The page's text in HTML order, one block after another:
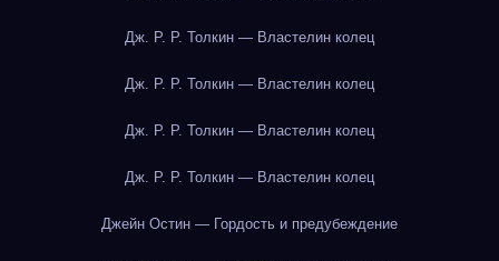
Дж. Р. Р. Толкин — Властелин колец
Дж. Р. Р. Толкин — Властелин колец
Дж. Р. Р. Толкин — Властелин колец
Дж. Р. Р. Толкин — Властелин колец
Джейн Остин — Гордость и предубеждение